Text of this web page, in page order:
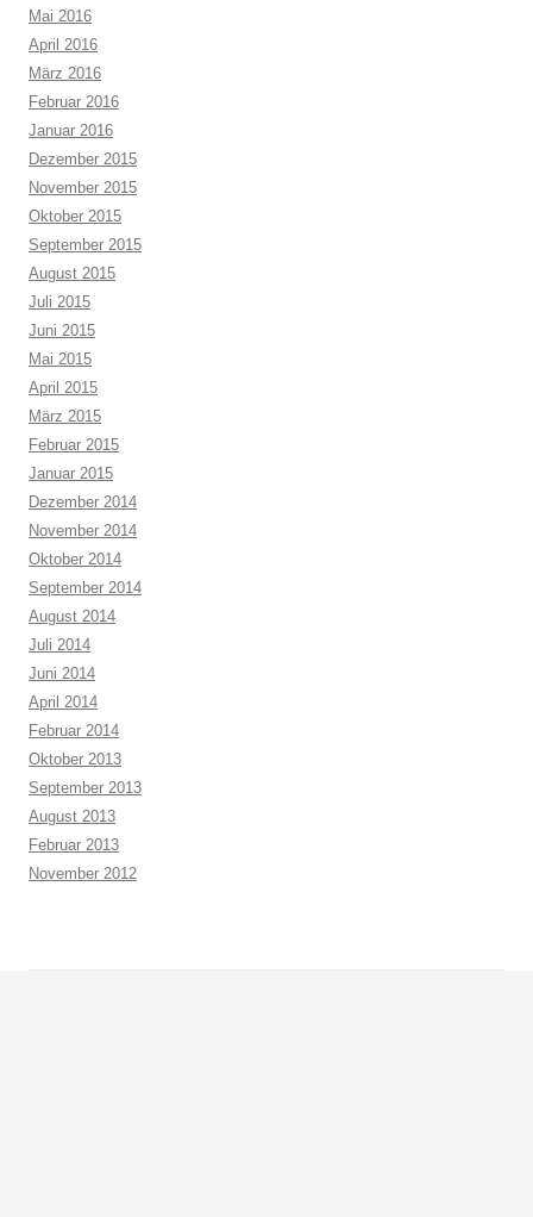
Mai 2016
April 2016
März 2016
Februar 2016
Januar 2016
Dezember 2015
November 2015
Oktober 2015
September 2015
August 2015
Juli 2015
Juni 2015
Mai 2015
April 2015
März 2015
Februar 2015
Januar 2015
Dezember 2014
November 2014
Oktober 2014
September 2014
August 2014
Juli 2014
Juni 2014
April 2014
Februar 2014
Oktober 2013
September 2013
August 2013
Februar 2013
November 2012